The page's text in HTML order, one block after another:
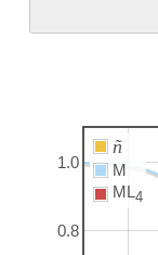
0.8
1.0
ñ
M
ML4